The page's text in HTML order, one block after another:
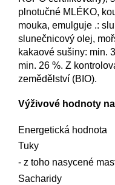
plnotučné MLÉKO,
mouka, emulguje .:
slunečnicový olej,
kakaové sušiny: min.
min. 26 %. Z
zemědělství (BIO).
Výživové hodnoty
Energetická hodnota
Tuky
- z toho nasycené
Sacharidy